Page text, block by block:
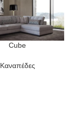
Cube
Καναπέδες